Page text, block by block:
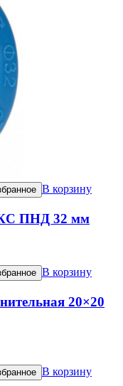
В корзину
ПНД 32 мм
В корзину
20×20
В корзину